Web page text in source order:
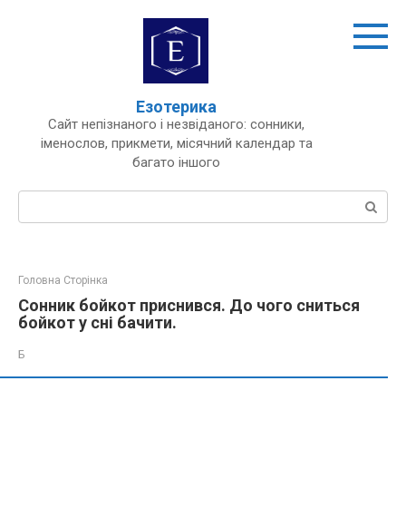
Езотерика
Сайт непізнаного і незвіданого: сонники,
іменослов, прикмети, місячний календар та
багато іншого
Пошук:
Головна Сторінка
Сонник бойкот приснився. До чого сниться
бойкот у сні бачити.
Б